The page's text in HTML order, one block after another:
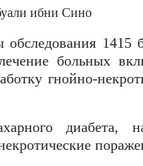
ибни Сино
обследования
больных
гнойно-
диабета,